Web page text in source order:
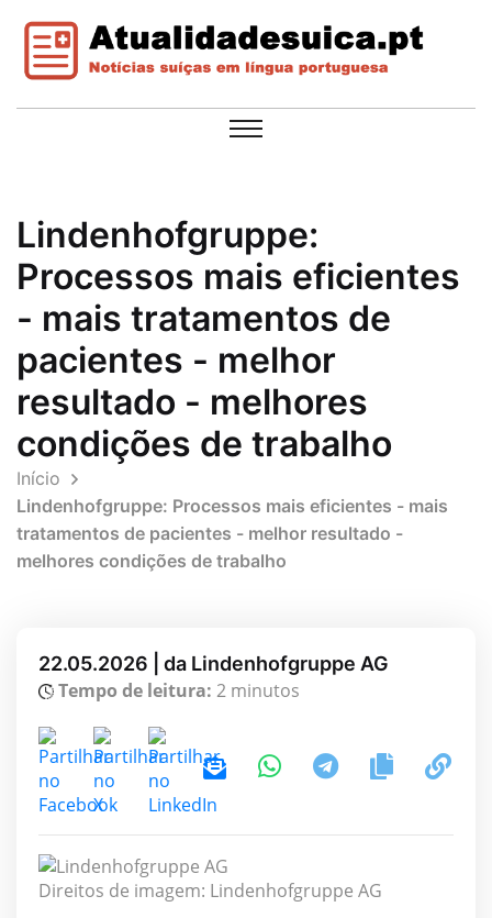
Lindenhofgruppe:
Processos mais eficientes
- mais tratamentos de
pacientes - melhor
resultado - melhores
condições de trabalho
Início
Lindenhofgruppe: Processos mais eficientes - mais
tratamentos de pacientes - melhor resultado -
melhores condições de trabalho
22.05.2026 | da Lindenhofgruppe AG
Tempo de leitura: 2 minutos
Direitos de imagem: Lindenhofgruppe AG